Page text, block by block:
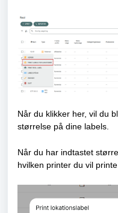
Når du klikker her, vil du
størrelse på dine labels.
Når du har indtastet
hvilken printer du vil